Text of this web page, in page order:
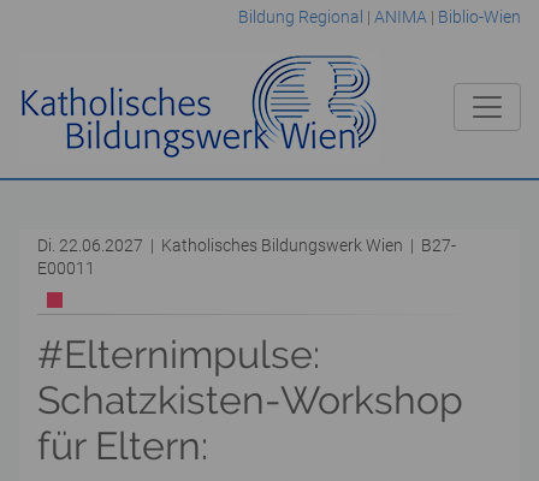
Bildung Regional | ANIMA | Biblio-Wien
Di. 22.06.2027 | Katholisches Bildungswerk Wien | B27-
E00011
#Elternimpulse:
Schatzkisten-Workshop
für Eltern: